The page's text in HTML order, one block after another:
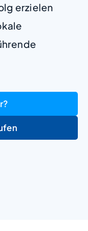
erzielen